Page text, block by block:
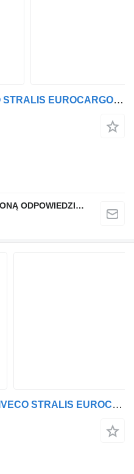
504238093 forlygte til IVECO STRALIS EUROCARGO trækker
QINDITO SPÓŁKA Z OGRANICZONĄ ODPOWIEDZIALNOŚCIĄ
Valeo 504047590 forlygte til IVECO STRALIS EUROCARGO trækker